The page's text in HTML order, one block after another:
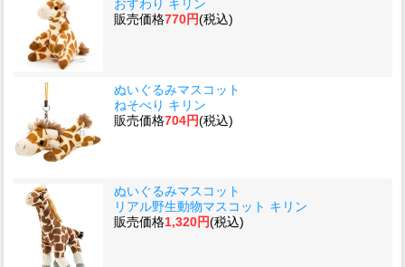
おすわり キリン
販売価格770円(税込)
ぬいぐるみマスコット
ねそべり キリン
販売価格704円(税込)
ぬいぐるみマスコット
リアル野生動物マスコット キリン
販売価格1,320円(税込)